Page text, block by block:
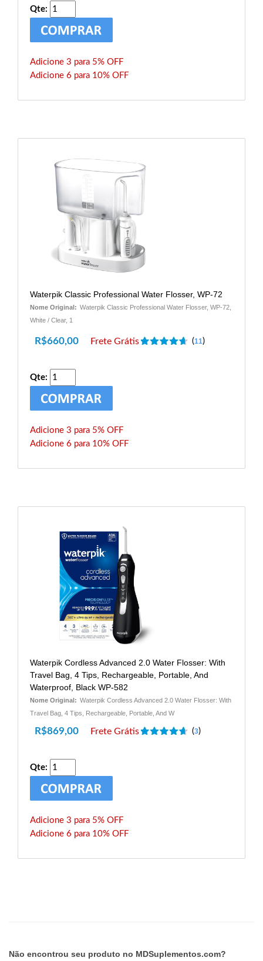
Qte:
Adicione 3 para 5% OFF
Adicione 6 para 10% OFF
Waterpik Classic Professional Water Flosser, WP-72
Nome Original: Waterpik Classic Professional Water Flosser, WP-72,
White / Clear, 1
R$660,00 Frete Grátis (11)
Qte:
Adicione 3 para 5% OFF
Adicione 6 para 10% OFF
Waterpik Cordless Advanced 2.0 Water Flosser: With
Travel Bag, 4 Tips, Rechargeable, Portable, And
Waterproof, Black WP-582
Nome Original: Waterpik Cordless Advanced 2.0 Water Flosser: With
Travel Bag, 4 Tips, Rechargeable, Portable, And W
R$869,00 Frete Grátis (3)
Qte:
Adicione 3 para 5% OFF
Adicione 6 para 10% OFF
Não encontrou seu produto no MDSuplementos.com?